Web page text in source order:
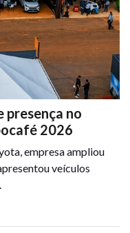
presença no
2026
empresa ampliou
veículos